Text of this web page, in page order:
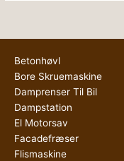
Betonhøvl
Bore Skruemaskine
Damprenser Til Bil
Dampstation
El Motorsav
Facadefræser
Flismaskine